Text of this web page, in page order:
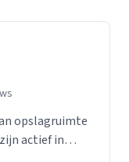
opslagruimte
actief in